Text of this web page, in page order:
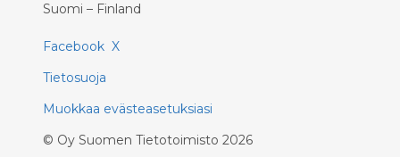
Suomi – Finland
Facebook X
Tietosuoja
Muokkaa evästeasetuksiasi
© Oy Suomen Tietotoimisto 2026